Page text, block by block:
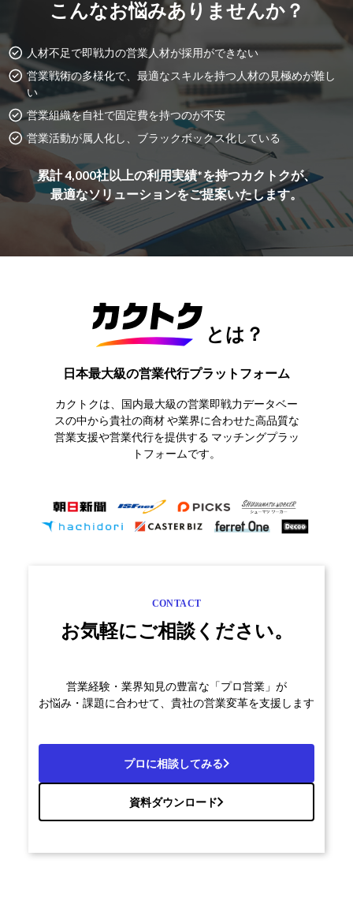
こんなお悩みありませんか？
人材不足で即戦力の営業人材が採用ができない
営業戦術の多様化で、最適なスキルを持つ人材の見極めが難し
い
営業組織を自社で固定費を持つのが不安
営業活動が属人化し、ブラックボックス化している
累計 4,000社以上の利用実績*を持つカクトクが、
最適なソリューションをご提案いたします。
とは？
日本最大級の営業代行プラットフォーム
カクトクは、国内最大級の営業即戦力データベー
スの中から貴社の商材や業界に合わせた高品質な
営業支援や営業代行を提供する マッチングプラッ
トフォームです。
CONTACT
お気軽にご相談ください。
営業経験・業界知見の豊富な「プロ営業」が
お悩み・課題に合わせて、貴社の営業変革を支援します
プロに相談してみる
資料ダウンロード